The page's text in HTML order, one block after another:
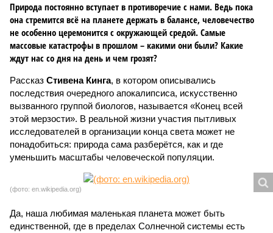
Природа постоянно вступает в противоречие с нами. Ведь пока
она стремится всё на планете держать в балансе, человечество
не особенно церемонится с окружающей средой. Самые
массовые катастрофы в прошлом – какими они были? Какие
ждут нас со дня на день и чем грозят?
Рассказ Стивена Кинга, в котором описывались
последствия очередного апокалипсиса, искусственно
вызванного группой биологов, называется «Конец всей
этой мерзости». В реальной жизни участия пытливых
исследователей в организации конца света может не
понадобиться: природа сама разберётся, как и где
уменьшить масштабы человеческой популяции.
(фото: en.wikipedia.org)
Да, наша любимая маленькая планета может быть
единственной, где в пределах Солнечной системы есть